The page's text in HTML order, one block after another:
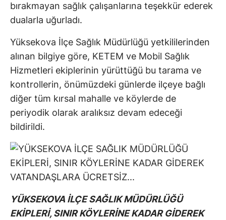
bırakmayan sağlık çalışanlarına teşekkür ederek
dualarla uğurladı.
Yüksekova İlçe Sağlık Müdürlüğü yetkililerinden
alınan bilgiye göre, KETEM ve Mobil Sağlık
Hizmetleri ekiplerinin yürüttüğü bu tarama ve
kontrollerin, önümüzdeki günlerde ilçeye bağlı
diğer tüm kırsal mahalle ve köylerde de
periyodik olarak aralıksız devam edeceği
bildirildi.
YÜKSEKOVA İLÇE SAĞLIK MÜDÜRLÜĞÜ
EKİPLERİ, SINIR KÖYLERİNE KADAR GİDEREK